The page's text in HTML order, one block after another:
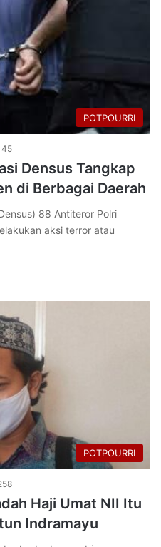
POTPOURRI
Densus Tangkap
di Berbagai Daerah
88 Antiteror Polri
aksi terror atau
POTPOURRI
Haji Umat NII Itu
Indramayu